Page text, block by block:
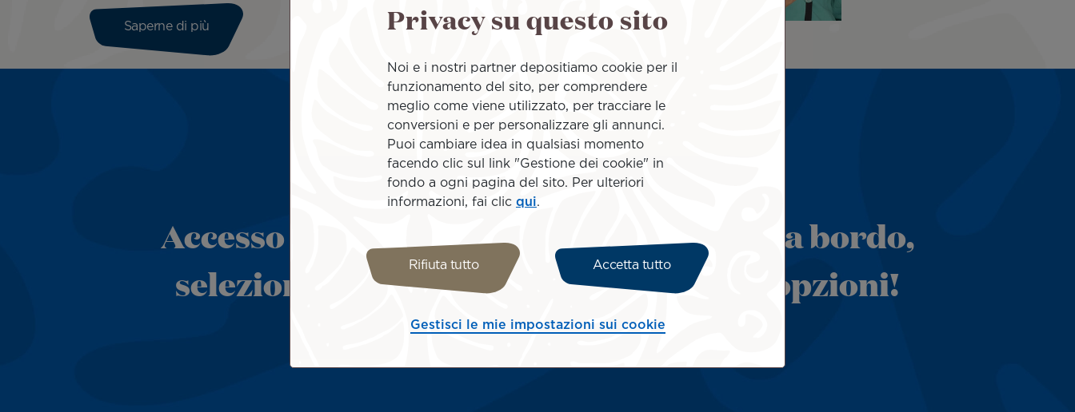
Saperne di più
Accesso alla lounge, Priority Pass, Wi-Fi a bordo,
selezione dei posti, ecc. Scopri tutte le opzioni!
Privacy su questo sito
Noi e i nostri partner depositiamo cookie per il
funzionamento del sito, per comprendere
meglio come viene utilizzato, per tracciare le
conversioni e per personalizzare gli annunci.
Puoi cambiare idea in qualsiasi momento
facendo clic sul link "Gestione dei cookie" in
fondo a ogni pagina del sito. Per ulteriori
informazioni, fai clic qui.
Rifiuta tutto Accetta tutto
Gestisci le mie impostazioni sui cookie